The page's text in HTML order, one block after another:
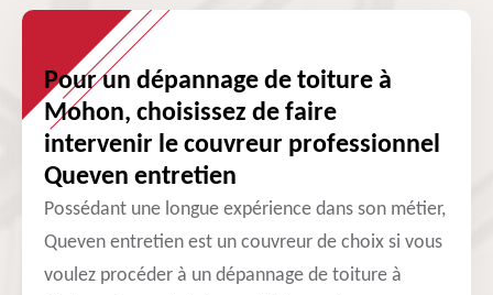
Pour un dépannage de toiture à
Mohon, choisissez de faire
intervenir le couvreur professionnel
Queven entretien
Possédant une longue expérience dans son métier,
Queven entretien est un couvreur de choix si vous
voulez procéder à un dépannage de toiture à